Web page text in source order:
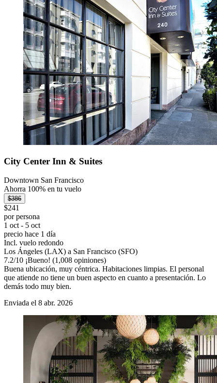
City Center Inn & Suites
Downtown San Francisco
Ahorra 100% en tu vuelo
$386
$241
por persona
1 oct - 5 oct
precio hace 1 día
Incl. vuelo redondo
Los Ángeles (LAX) a San Francisco (SFO)
7.2/10 ¡Bueno! (1,008 opiniones)
Buena ubicación, muy céntrica. Habitaciones limpias. El personal
que atiende no tiene un buen aspecto en cuanto a presentación. Lo
demás todo muy bien.
Enviada el 8 abr. 2026